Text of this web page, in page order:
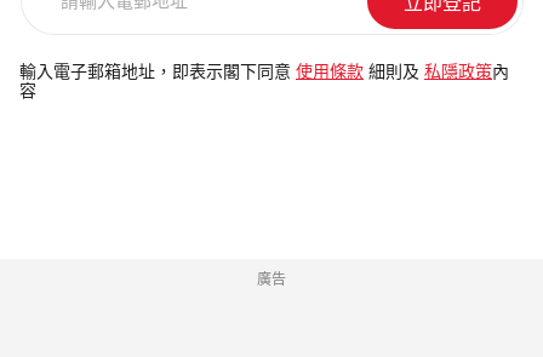
電
郵
輸入電子郵箱地址，即表示閣下同意 使用條款 細則及 私隱政策 內
容
廣告